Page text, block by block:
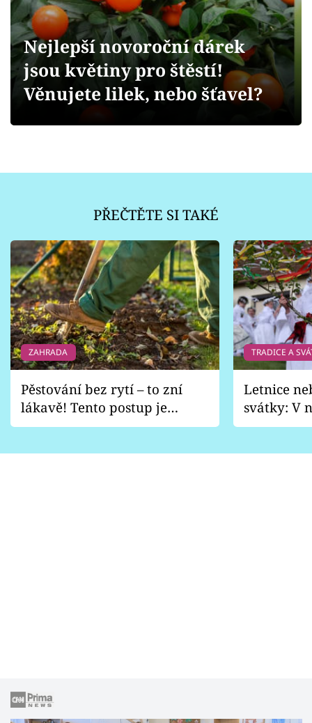
Přihlášení
Sledujte nás
Nejlepší novoroční dárek
jsou květiny pro štěstí!
Věnujete lilek, nebo šťavel?
PŘEČTĚTE SI TAKÉ
ZAHRADA
Pěstování bez rytí – to zní
lákavě! Tento postup je
vhodný jen pro některé
TRADICE A
Letnice
svátky: V
pondělí